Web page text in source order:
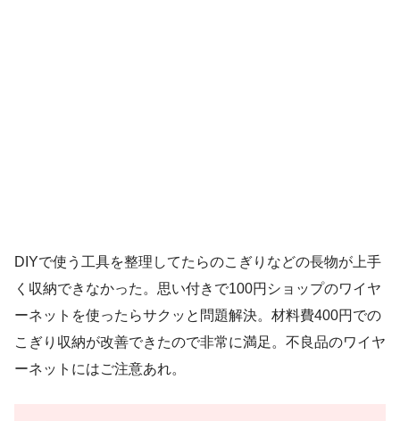
DIYで使う工具を整理してたらのこぎりなどの長物が上手
く収納できなかった。思い付きで100円ショップのワイヤ
ーネットを使ったらサクッと問題解決。材料費400円での
こぎり収納が改善できたので非常に満足。不良品のワイヤ
ーネットにはご注意あれ。